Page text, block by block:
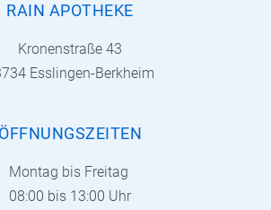
RAIN APOTHEKE
Kronenstraße 43
Esslingen-Berkheim
ÖFFNUNGSZEITEN
Montag bis Freitag
08:00 bis 13:00 Uhr